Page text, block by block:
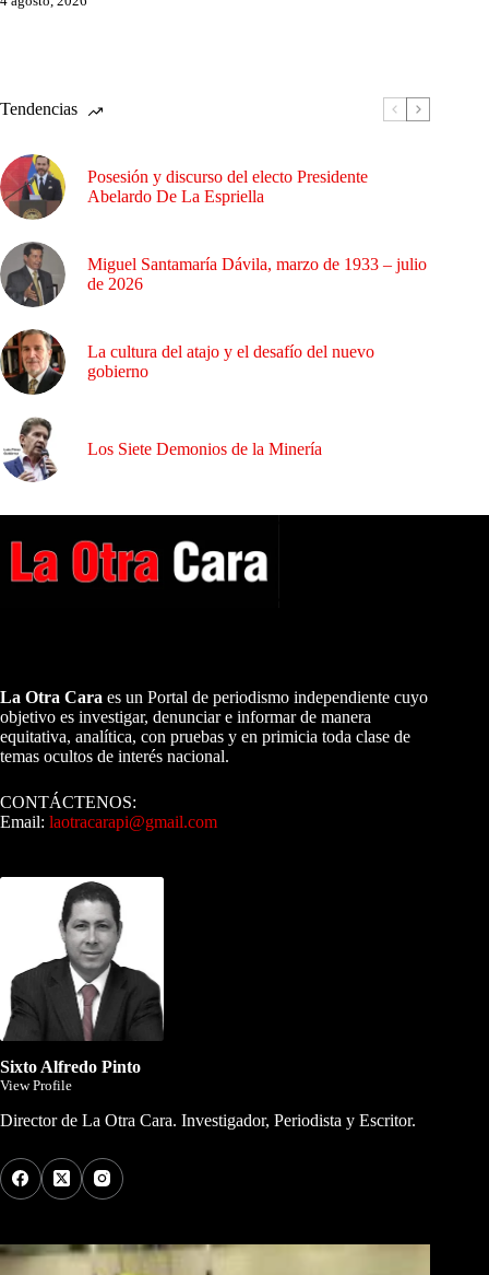
Tendencias
Posesión y discurso del electo Presidente
Abelardo De La Espriella
Miguel Santamaría Dávila, marzo de 1933 – julio
de 2026
La cultura del atajo y el desafío del nuevo
gobierno
Los Siete Demonios de la Minería
La Otra Cara es un Portal de periodismo independiente cuyo
objetivo es investigar, denunciar e informar de manera
equitativa, analítica, con pruebas y en primicia toda clase de
temas ocultos de interés nacional.
CONTÁCTENOS:
Email: laotracarapi@gmail.com
Sixto Alfredo Pinto
View Profile
Director de La Otra Cara. Investigador, Periodista y Escritor.